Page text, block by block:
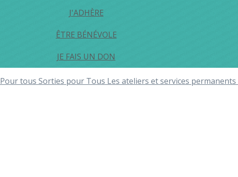
J'ADHÈRE
ÊTRE BÉNÉVOLE
JE FAIS UN DON
Pour tous Sorties pour Tous Les ateliers et services permanents